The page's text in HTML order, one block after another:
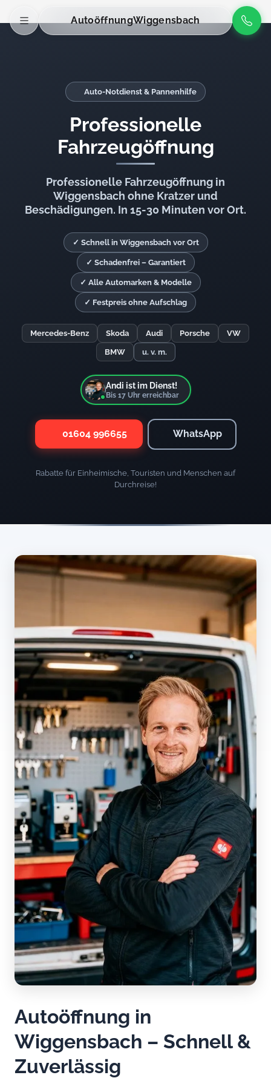
AutoöffnungWiggensbach
Auto-Notdienst & Pannenhilfe
Professionelle
Fahrzeugöffnung
Professionelle Fahrzeugöffnung in
Wiggensbach ohne Kratzer und
Beschädigungen. In 15-30 Minuten vor Ort.
✓ Schnell in Wiggensbach vor Ort
✓ Schadenfrei – Garantiert
✓ Alle Automarken & Modelle
✓ Festpreis ohne Aufschlag
Mercedes-Benz Skoda Audi Porsche VW
BMW u. v. m.
Andi ist im Dienst!
Bis 17Uhr erreichbar
01604 996655 WhatsApp
Rabatte für Einheimische, Touristen und Menschen auf
Durchreise!
Autoöffnung in
Wiggensbach – Schnell &
Zuverlässig